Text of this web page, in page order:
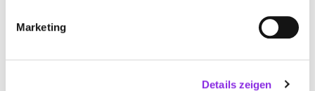
Marketing
Details zeigen
+496701205615
www.facebook.com